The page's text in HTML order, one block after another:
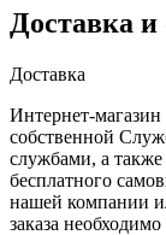
Доставка и
Доставка
Интернет-
собственной
службами, а также
бесплатного
нашей компании
заказа